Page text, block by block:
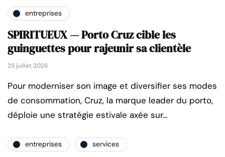
entreprises
SPIRITUEUX — Porto Cruz cible les
guinguettes pour rajeunir sa clientèle
25 juillet 2026
Pour moderniser son image et diversifier ses modes
de consommation, Cruz, la marque leader du porto,
déploie une stratégie estivale axée sur…
entreprises services